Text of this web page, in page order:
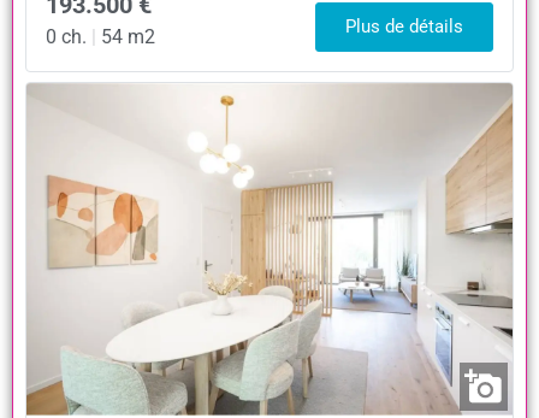
0 ch. | 54 m2 Plus de détails